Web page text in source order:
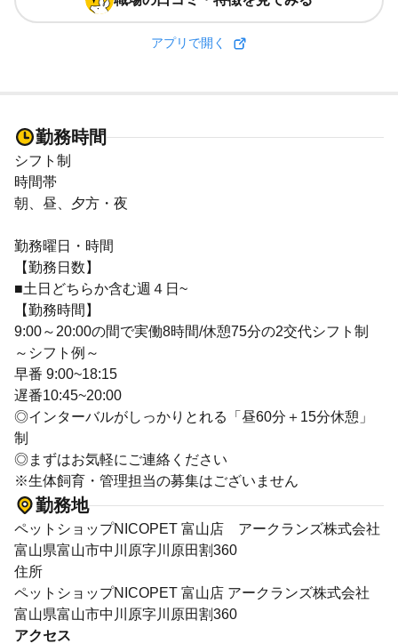
アプリで開く
勤務時間
シフト制
時間帯
朝、昼、夕方・夜
勤務曜日・時間
【勤務日数】
■土日どちらか含む週４日~
【勤務時間】
9:00～20:00の間で実働8時間/休憩75分の2交代シフト制
～シフト例～
早番 9:00~18:15
遅番10:45~20:00
◎インターバルがしっかりとれる「昼60分＋15分休憩」
制
◎まずはお気軽にご連絡ください
※生体飼育・管理担当の募集はございません
勤務地
ペットショップNICOPET 富山店 アークランズ株式会社
富山県富山市中川原字川原田割360
住所
ペットショップNICOPET 富山店 アークランズ株式会社
富山県富山市中川原字川原田割360
アクセス